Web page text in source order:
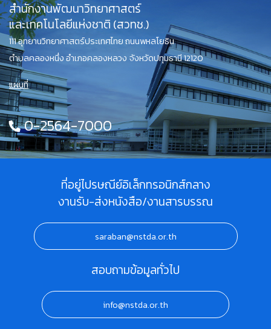
สำนักงานพัฒนาวิทยาศาสตร์
และเทคโนโลยีแห่งชาติ (สวทช.)
111 อุทยานวิทยาศาสตร์ประเทศไทย ถนนพหลโยธิน
ตำบลคลองหนึ่ง อำเภอคลองหลวง จังหวัดปทุมธานี 12120
แผนที่
0-2564-7000
ที่อยู่ไปรษณีย์อิเล็กทรอนิกส์กลาง
งานรับ-ส่งหนังสือ/งานสารบรรณ
saraban@nstda.or.th
สอบถามข้อมูลทั่วไป
info@nstda.or.th